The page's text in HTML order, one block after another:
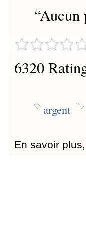
“Aucun
6320
argent
En savoir